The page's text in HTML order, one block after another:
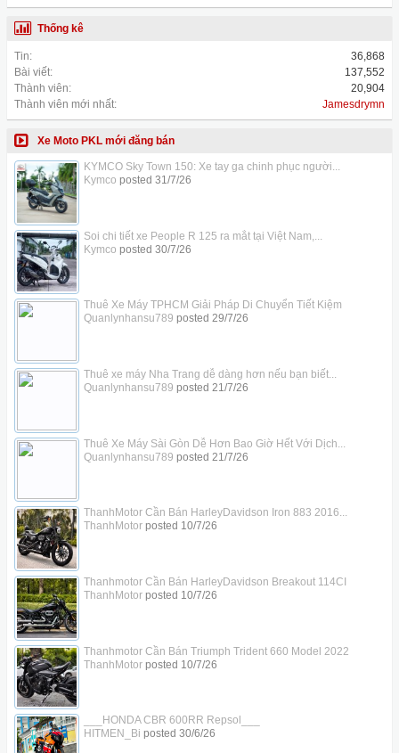
Thống kê
Tin:
36,868
Bài viết:
137,552
Thành viên:
20,904
Thành viên mới nhất:
Jamesdrymn
Xe Moto PKL mới đăng bán
KYMCO Sky Town 150: Xe tay ga chinh phục người...
Kymco posted 31/7/26
Soi chi tiết xe People R 125 ra mắt tại Việt Nam,...
Kymco posted 30/7/26
Thuê Xe Máy TPHCM Giải Pháp Di Chuyển Tiết Kiệm
Quanlynhansu789 posted 29/7/26
Thuê xe máy Nha Trang dễ dàng hơn nếu bạn biết...
Quanlynhansu789 posted 21/7/26
Thuê Xe Máy Sài Gòn Dễ Hơn Bao Giờ Hết Với Dịch...
Quanlynhansu789 posted 21/7/26
ThanhMotor Cần Bán HarleyDavidson Iron 883 2016...
ThanhMotorposted 10/7/26
Thanhmotor Cần Bán HarleyDavidson Breakout 114CI
ThanhMotorposted 10/7/26
Thanhmotor Cần Bán Triumph Trident 660 Model 2022
ThanhMotorposted 10/7/26
___HONDA CBR 600RR Repsol___
HITMEN_Bi posted 30/6/26